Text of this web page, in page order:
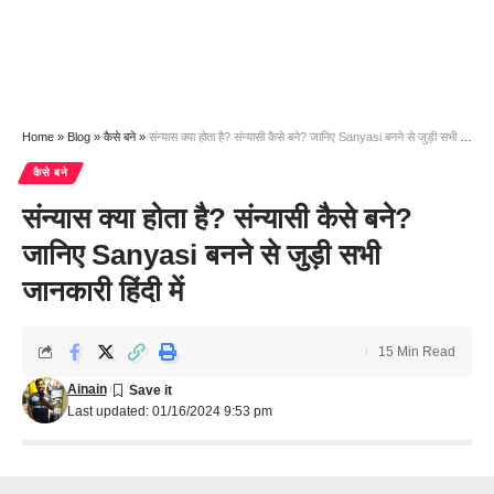
Home » Blog » कैसे बने» संन्यास क्या होता है? संन्यासी कैसे बने? जानिए Sanyasi बनने से जुड़ी सभी जानकारी हिंदी में
कैसे बने
संन्यास क्या होता है? संन्यासी कैसे बने?
जानिए Sanyasi बनने से जुड़ी सभी
जानकारी हिंदी में
Last updated: 01/16/2024 9:53 pm
Ainain
15 Min Read